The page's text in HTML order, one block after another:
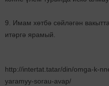
9. Имам хөтбә сөйләгән
итәргә ярамый.
http://intertat.tatar/din/omga-k-
yaramyy-sorau-avap/